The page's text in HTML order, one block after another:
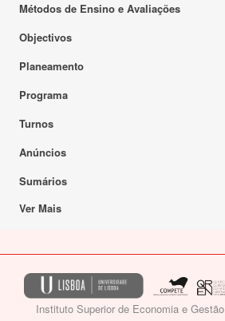
Métodos de Ensino e Avaliações
Objectivos
Planeamento
Programa
Turnos
Anúncios
Sumários
Ver Mais
Instituto Superior de Economia e Gestão